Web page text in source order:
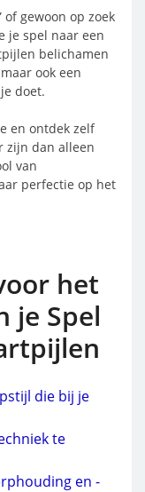
of gewoon op zoek
je spel naar een
belichamen
ook een
doet.
en ontdek zelf
zijn dan alleen
van
perfectie op het
het
je Spel
die bij je
te
en -